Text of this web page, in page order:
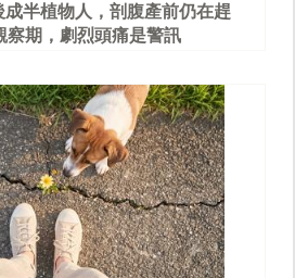
半植物人，剖腹產前仍在趕
察期，劇烈頭痛是警訊